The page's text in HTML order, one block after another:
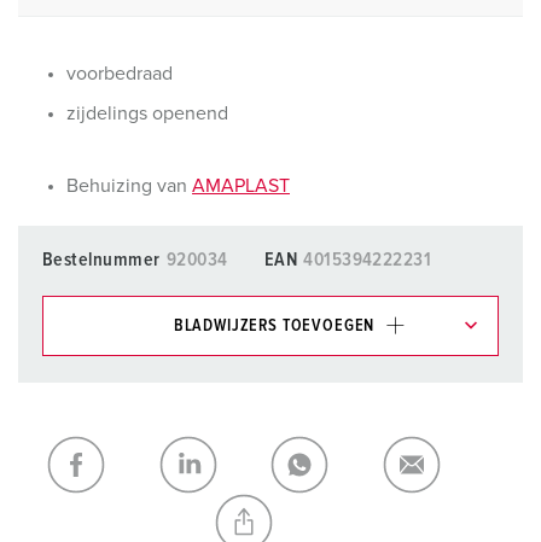
voorbedraad
zijdelings openend
Behuizing van AMAPLAST
Bestelnummer 920034 EAN 4015394222231
BLADWIJZERS TOEVOEGEN
Mijn lijst TOEVOEGEN
NIEUW LIJST MAKEN